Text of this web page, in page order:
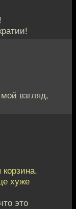
взгляд,
хуже
это